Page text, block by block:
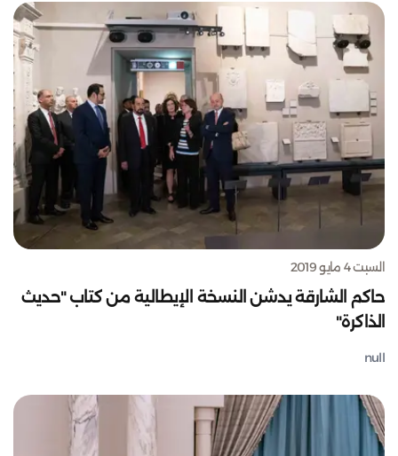
السبت 4 مايو 2019
حاكم الشارقة يدشن النسخة الإيطالية من كتاب "حديث
الذاكرة"
null